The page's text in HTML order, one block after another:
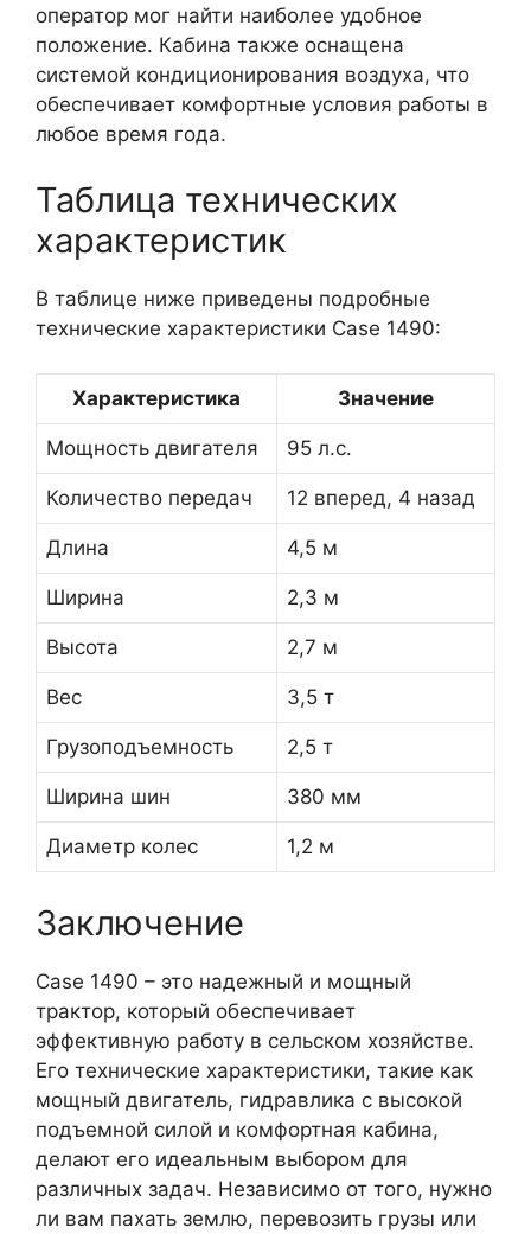
оператор мог найти наиболее удобное
положение. Кабина также оснащена
системой кондиционирования воздуха, что
обеспечивает комфортные условия работы в
любое время года.
Таблица технических
характеристик
В таблице ниже приведены подробные
технические характеристики Case 1490:
Характеристика Значение
Мощность двигателя 95 л.с.
Количество передач 12 вперед, 4 назад
Длина 4,5 м
Ширина 2,3 м
Высота 2,7 м
Вес 3,5 т
Грузоподъемность 2,5 т
Ширина шин 380 мм
Диаметр колес 1,2 м
Заключение
Case 1490 – это надежный и мощный
трактор, который обеспечивает
эффективную работу в сельском хозяйстве.
Его технические характеристики, такие как
мощный двигатель, гидравлика с высокой
подъемной силой и комфортная кабина,
делают его идеальным выбором для
различных задач. Независимо от того, нужно
ли вам пахать землю, перевозить грузы или